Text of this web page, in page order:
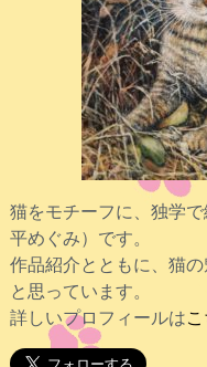
猫をモチーフに、独学
平めぐみ）です。
作品紹介とともに、猫
と思っています。
詳しいプロフィールは